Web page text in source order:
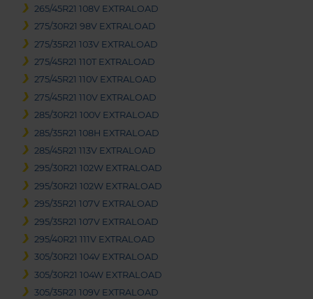
265/45R21 108V EXTRALOAD
275/30R21 98V EXTRALOAD
275/35R21 103V EXTRALOAD
275/45R21 110T EXTRALOAD
275/45R21 110V EXTRALOAD
275/45R21 110V EXTRALOAD
285/30R21 100V EXTRALOAD
285/35R21 108H EXTRALOAD
285/45R21 113V EXTRALOAD
295/30R21 102W EXTRALOAD
295/30R21 102W EXTRALOAD
295/35R21 107V EXTRALOAD
295/35R21 107V EXTRALOAD
295/40R21 111V EXTRALOAD
305/30R21 104V EXTRALOAD
305/30R21 104W EXTRALOAD
305/35R21 109V EXTRALOAD